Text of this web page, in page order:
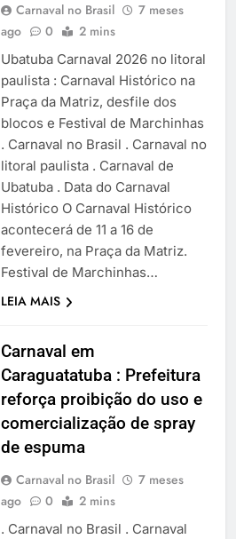
Carnaval no Brasil
7 meses
ago
0 2 mins
Ubatuba Carnaval 2026 no litoral
paulista : Carnaval Histórico na
Praça da Matriz, desfile dos
blocos e Festival de Marchinhas
. Carnaval no Brasil . Carnaval no
litoral paulista . Carnaval de
Ubatuba . Data do Carnaval
Histórico O Carnaval Histórico
acontecerá de 11 a 16 de
fevereiro, na Praça da Matriz.
Festival de Marchinhas…
LEIA MAIS
Carnaval em
Caraguatatuba : Prefeitura
reforça proibição do uso e
comercialização de spray
de espuma
Carnaval no Brasil
7 meses
ago
0 2 mins
. Carnaval no Brasil . Carnaval